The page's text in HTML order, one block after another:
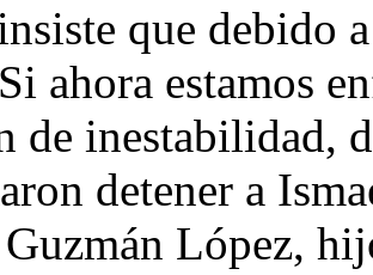
que debido
ahora estamos
de inestabilidad,
detener a
López,